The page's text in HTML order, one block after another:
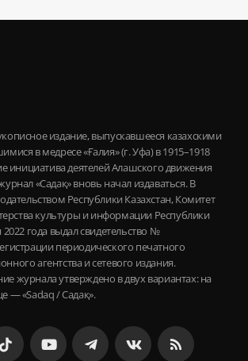
издание, выпускавшееся казахскими
в медресе «Ғалия» (г. Уфа) в 1915–1918
инициатива деятелей Алашского движения
«Садақ» вновь начал издаваться. В
Республики Казахстан, Комитет
культуры и информации Республики
2022 года выдал свидетельство №
периодического печатного
агентства и сетевого издания.
журнала утверждено в двух вариантах: на
— «Sadaq / Садақ».